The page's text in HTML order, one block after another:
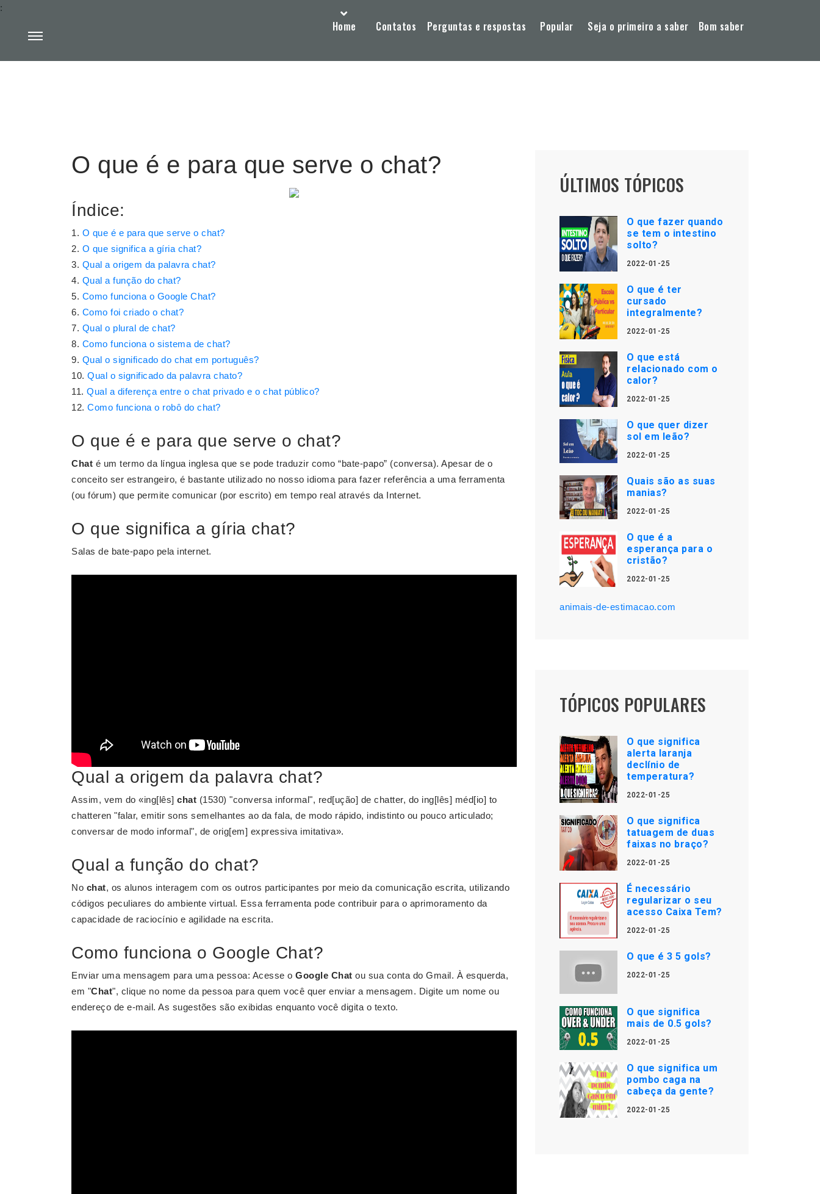
Home Contatos Perguntas e respostas Popular Seja o primeiro a saber Bom saber
:
O que é e para que serve o chat?
Índice:
O que é e para que serve o chat?
O que significa a gíria chat?
Qual a origem da palavra chat?
Qual a função do chat?
Como funciona o Google Chat?
Como foi criado o chat?
Qual o plural de chat?
Como funciona o sistema de chat?
Qual o significado do chat em português?
Qual o significado da palavra chato?
Qual a diferença entre o chat privado e o chat público?
Como funciona o robô do chat?
O que é e para que serve o chat?
Chat é um termo da língua inglesa que se pode traduzir como “bate-papo” (conversa). Apesar de o
conceito ser estrangeiro, é bastante utilizado no nosso idioma para fazer referência a uma ferramenta
(ou fórum) que permite comunicar (por escrito) em tempo real através da Internet.
O que significa a gíria chat?
Salas de bate-papo pela internet.
Qual a origem da palavra chat?
Assim, vem do «ing[lês] chat (1530) "conversa informal", red[ução] de chatter, do ing[lês] méd[io] to
chatteren "falar, emitir sons semelhantes ao da fala, de modo rápido, indistinto ou pouco articulado;
conversar de modo informal", de orig[em] expressiva imitativa».
Qual a função do chat?
No chat, os alunos interagem com os outros participantes por meio da comunicação escrita, utilizando
códigos peculiares do ambiente virtual. Essa ferramenta pode contribuir para o aprimoramento da
capacidade de raciocínio e agilidade na escrita.
Como funciona o Google Chat?
Enviar uma mensagem para uma pessoa: Acesse o Google Chat ou sua conta do Gmail. À esquerda,
em "Chat", clique no nome da pessoa para quem você quer enviar a mensagem. Digite um nome ou
endereço de e-mail. As sugestões são exibidas enquanto você digita o texto.
ÚLTIMOS TÓPICOS
O que fazer quando
se tem o intestino
solto?
2022-01-25
O que é ter
cursado
integralmente?
2022-01-25
O que está
relacionado com o
calor?
2022-01-25
O que quer dizer
sol em leão?
2022-01-25
Quais são as suas
manias?
2022-01-25
O que é a
esperança para o
cristão?
2022-01-25
animais-de-estimacao.com
TÓPICOS POPULARES
O que significa
alerta laranja
declínio de
temperatura?
2022-01-25
O que significa
tatuagem de duas
faixas no braço?
2022-01-25
É necessário
regularizar o seu
acesso Caixa Tem?
2022-01-25
O que é 3 5 gols?
2022-01-25
O que significa
mais de 0.5 gols?
2022-01-25
O que significa um
pombo caga na
cabeça da gente?
2022-01-25